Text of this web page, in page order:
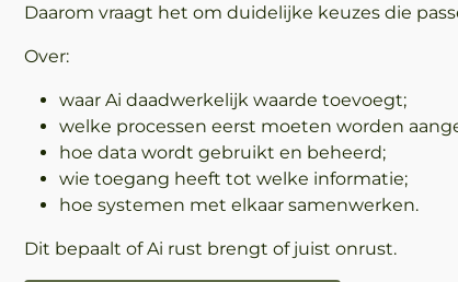
Daarom vraagt het om duidelijke keuzes die
Over:
waar Ai daadwerkelijk waarde toevoegt;
welke processen eerst moeten worden
hoe data wordt gebruikt en beheerd;
wie toegang heeft tot welke informatie;
hoe systemen met elkaar samenwerken.
Dit bepaalt of Ai rust brengt of juist onrust.